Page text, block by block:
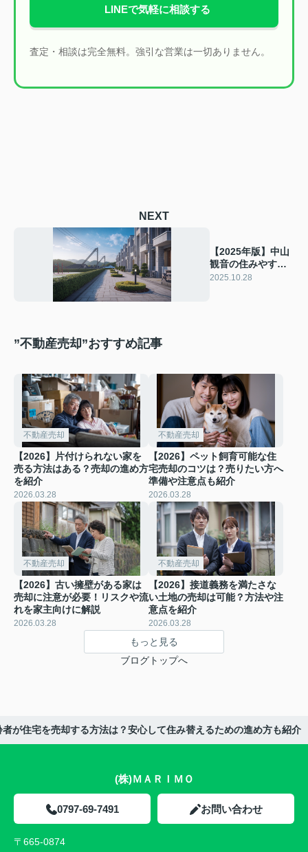
LINEで気軽に相談する
査定・相談は完全無料。強引な営業は一切ありません。
NEXT
【2025年版】中山
観音の住みやすさ
は子育てに最適？
2025.10.28
”不動産売却”おすすめ記事
不動産売却
【2026】片付けられない家を
売る方法はある？売却の進め方
を紹介
2026.03.28
不動産売却
【2026】ペット飼育可能な住
宅売却のコツは？売りたい方へ
準備や注意点も紹介
2026.03.28
不動産売却
【2026】古い擁壁がある家は
売却に注意が必要！リスクや流
れを家主向けに解説
2026.03.28
不動産売却
【2026】接道義務を満たさな
い土地の売却は可能？方法や注
意点を紹介
2026.03.28
もっと見る
ブログトップへ
が住宅を売却する方法は？安心して住み替えるための進め方も紹介
(株)ＭＡＲＩＭＯ
0797-69-7491 お問い合わせ
〒665-0874